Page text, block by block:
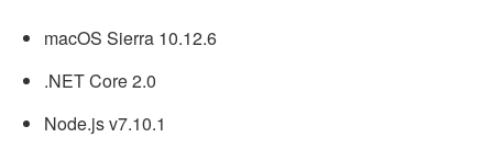
macOS Sierra 10.12.6
.NET Core 2.0
Node.js v7.10.1